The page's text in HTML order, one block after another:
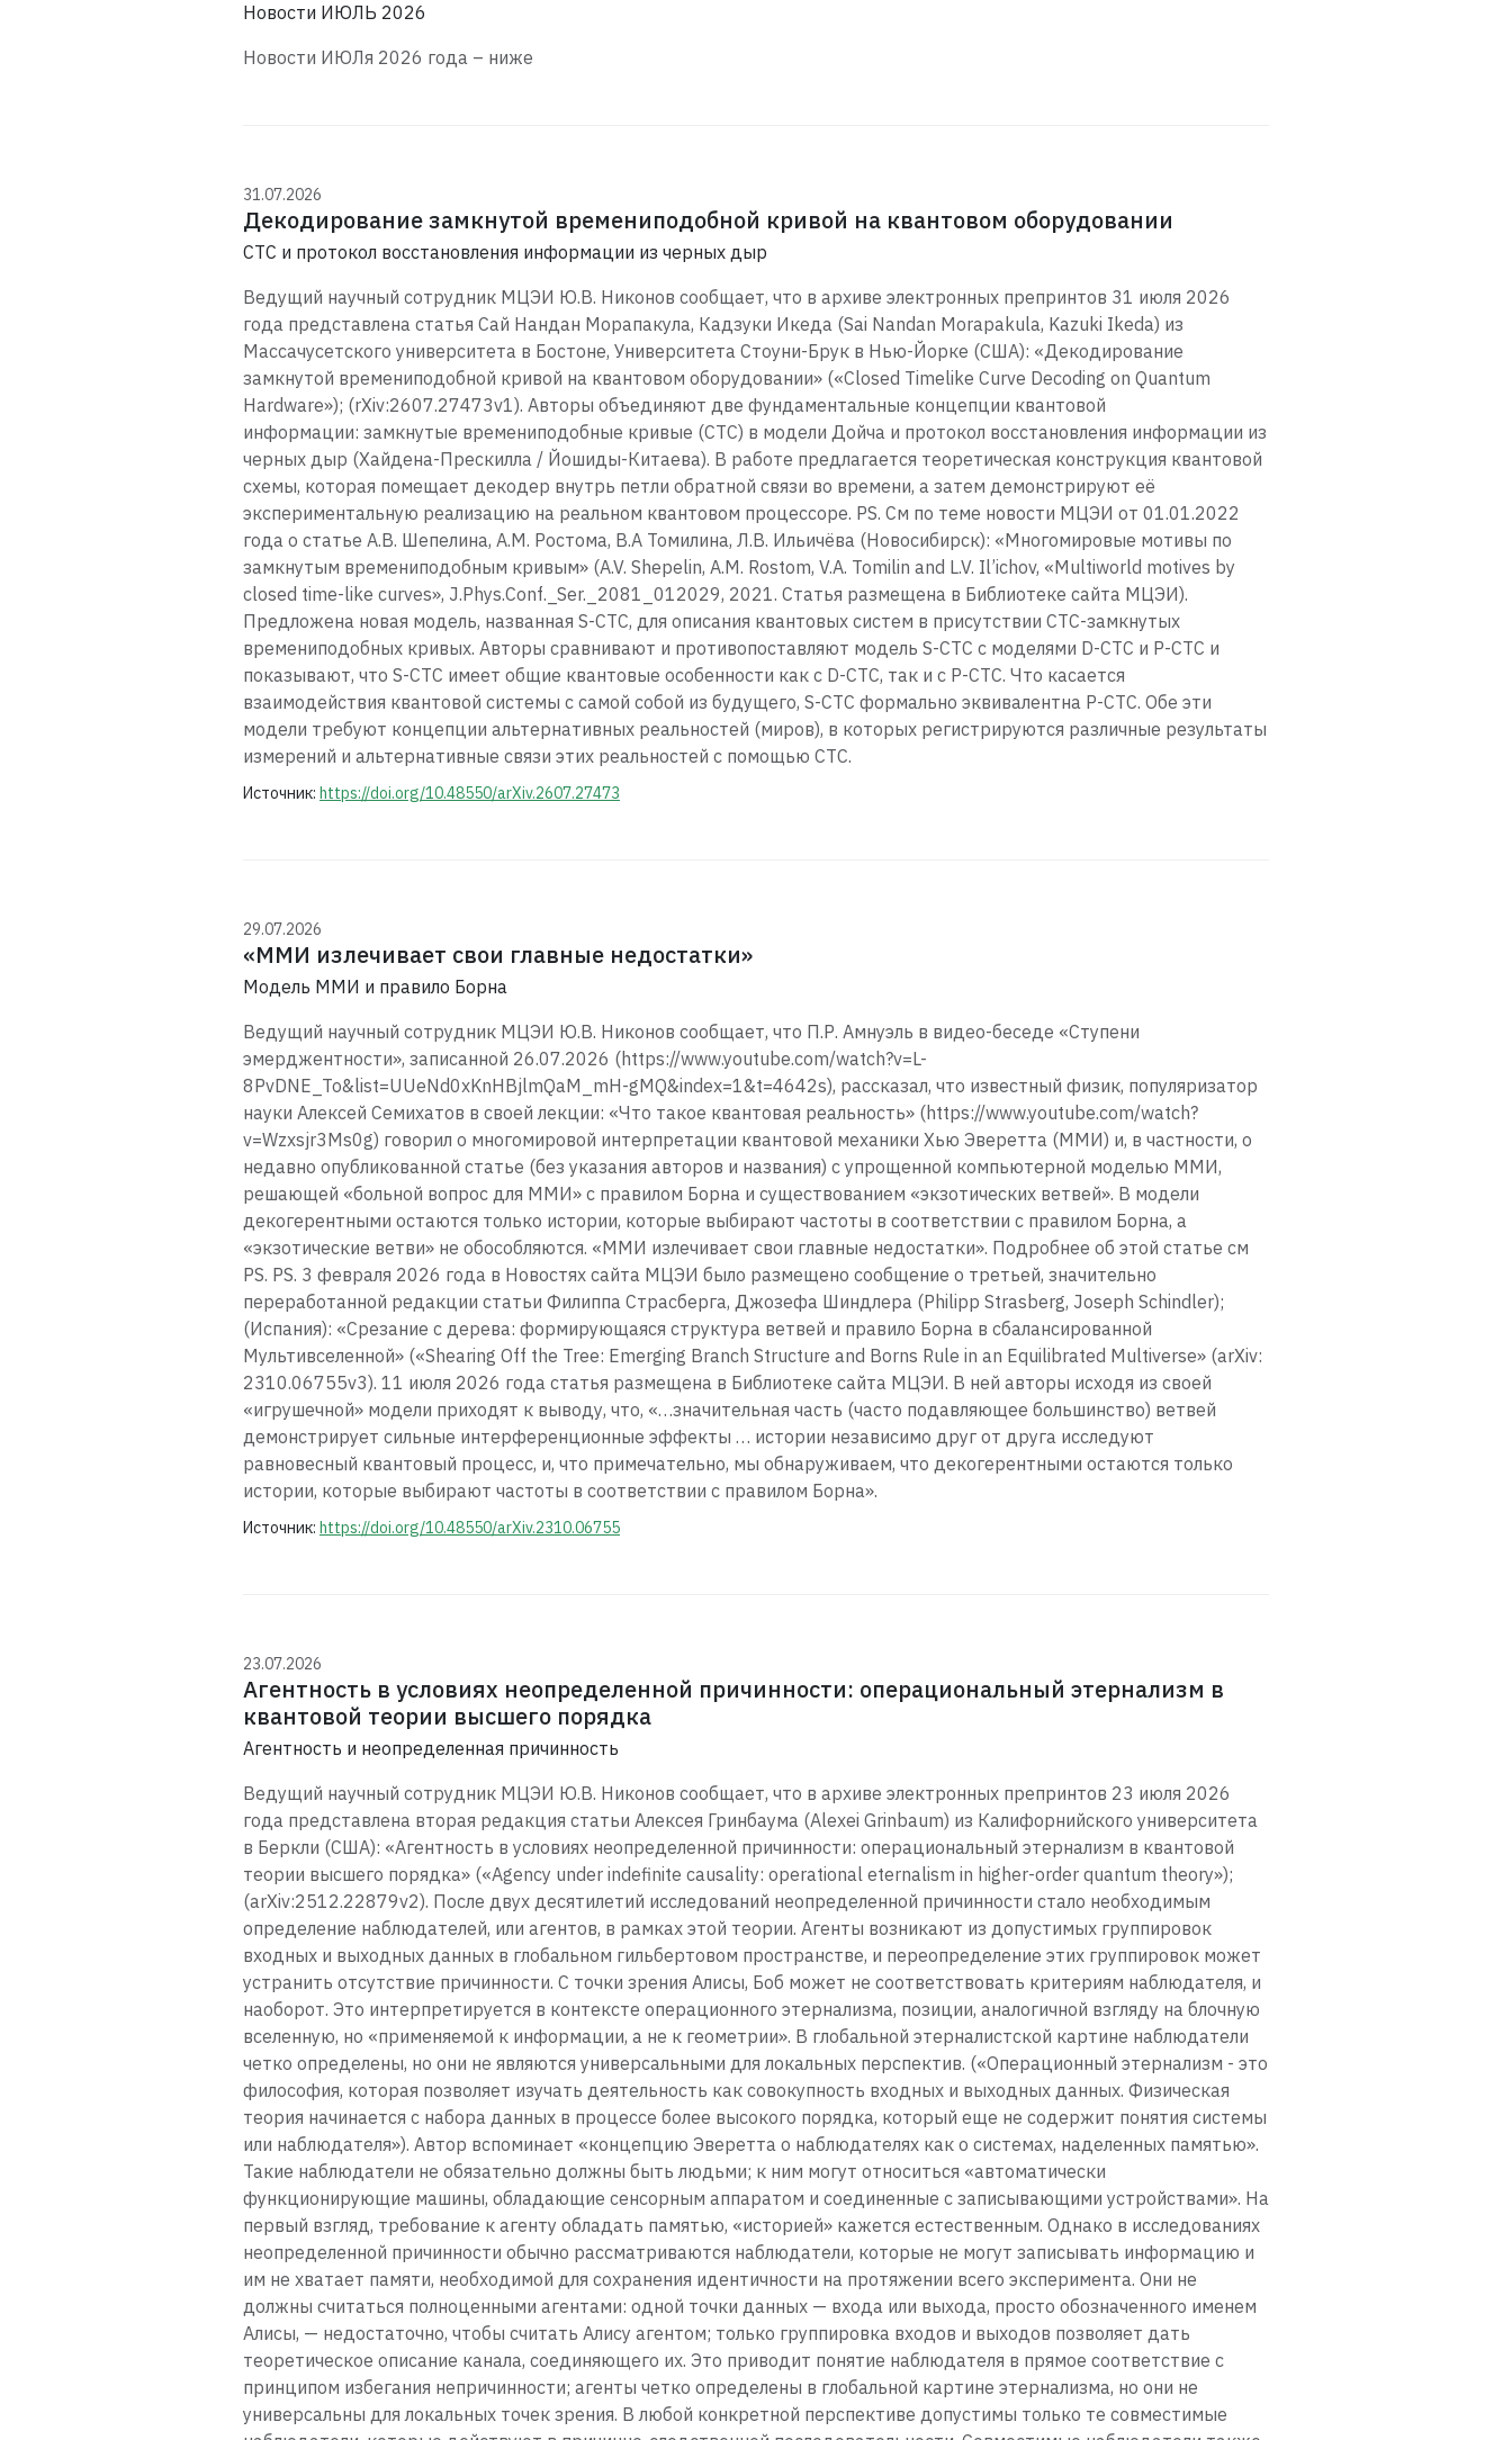
Новости ИЮЛЬ 2026
Новости ИЮЛя 2026 года – ниже
31.07.2026
Декодирование замкнутой времениподобной кривой на квантовом оборудовании
CTC и протокол восстановления информации из черных дыр
Ведущий научный сотрудник МЦЭИ Ю.В. Никонов сообщает, что в архиве электронных препринтов 31 июля 2026
года представлена статья Сай Нандан Морапакула, Кадзуки Икеда (Sai Nandan Morapakula, Kazuki Ikeda) из
Массачусетского университета в Бостоне, Университета Стоуни-Брук в Нью-Йорке (США): «Декодирование
замкнутой времениподобной кривой на квантовом оборудовании» («Closed Timelike Curve Decoding on Quantum
Hardware»); (rXiv:2607.27473v1). Авторы объединяют две фундаментальные концепции квантовой
информации: замкнутые времениподобные кривые (CTC) в модели Дойча и протокол восстановления информации из
черных дыр (Хайдена-Прескилла / Йошиды-Китаева). В работе предлагается теоретическая конструкция квантовой
схемы, которая помещает декодер внутрь петли обратной связи во времени, а затем демонстрируют её
экспериментальную реализацию на реальном квантовом процессоре. PS. См по теме новости МЦЭИ от 01.01.2022
года о статье А.В. Шепелина, А.М. Ростома, В.А Томилина, Л.В. Ильичёва (Новосибирск): «Многомировые мотивы по
замкнутым времениподобным кривым» (A.V. Shepelin, A.M. Rostom, V.A. Tomilin and L.V. Il’ichov, «Multiworld motives by
closed time-like curves», J.Phys.Conf._Ser._2081_012029, 2021. Статья размещена в Библиотеке сайта МЦЭИ).
Предложена новая модель, названная S-CTC, для описания квантовых систем в присутствии CTC-замкнутых
времениподобных кривых. Авторы сравнивают и противопоставляют модель S-CTC с моделями D-CTC и P-CTC и
показывают, что S-CTC имеет общие квантовые особенности как с D-CTC, так и с P-CTC. Что касается
взаимодействия квантовой системы с самой собой из будущего, S-CTC формально эквивалентна P-CTC. Обе эти
модели требуют концепции альтернативных реальностей (миров), в которых регистрируются различные результаты
измерений и альтернативные связи этих реальностей с помощью CTC.
Источник: https://doi.org/10.48550/arXiv.2607.27473
29.07.2026
«ММИ излечивает свои главные недостатки»
Модель ММИ и правило Борна
Ведущий научный сотрудник МЦЭИ Ю.В. Никонов сообщает, что П.Р. Амнуэль в видео-беседе «Ступени
эмерджентности», записанной 26.07.2026 (https://www.youtube.com/watch?v=L-
8PvDNE_To&list=UUeNd0xKnHBjlmQaM_mH-gMQ&index=1&t=4642s), рассказал, что известный физик, популяризатор
науки Алексей Семихатов в своей лекции: «Что такое квантовая реальность» (https://www.youtube.com/watch?
v=Wzxsjr3Ms0g) говорил о многомировой интерпретации квантовой механики Хью Эверетта (ММИ) и, в частности, о
недавно опубликованной статье (без указания авторов и названия) с упрощенной компьютерной моделью ММИ,
решающей «больной вопрос для ММИ» с правилом Борна и существованием «экзотических ветвей». В модели
декогерентными остаются только истории, которые выбирают частоты в соответствии с правилом Борна, а
«экзотические ветви» не обособляются. «ММИ излечивает свои главные недостатки». Подробнее об этой статье см
PS. PS. 3 февраля 2026 года в Новостях сайта МЦЭИ было размещено сообщение о третьей, значительно
переработанной редакции статьи Филиппа Страсберга, Джозефа Шиндлера (Philipp Strasberg, Joseph Schindler);
(Испания): «Срезание с дерева: формирующаяся структура ветвей и правило Борна в сбалансированной
Мультивселенной» («Shearing Off the Tree: Emerging Branch Structure and Borns Rule in an Equilibrated Multiverse» (arXiv:
2310.06755v3). 11 июля 2026 года статья размещена в Библиотеке сайта МЦЭИ. В ней авторы исходя из своей
«игрушечной» модели приходят к выводу, что, «…значительная часть (часто подавляющее большинство) ветвей
демонстрирует сильные интерференционные эффекты … истории независимо друг от друга исследуют
равновесный квантовый процесс, и, что примечательно, мы обнаруживаем, что декогерентными остаются только
истории, которые выбирают частоты в соответствии с правилом Борна».
Источник: https://doi.org/10.48550/arXiv.2310.06755
23.07.2026
Агентность в условиях неопределенной причинности: операциональный этернализм в
квантовой теории высшего порядка
Агентность и неопределенная причинность
Ведущий научный сотрудник МЦЭИ Ю.В. Никонов сообщает, что в архиве электронных препринтов 23 июля 2026
года представлена вторая редакция статьи Алексея Гринбаума (Alexei Grinbaum) из Калифорнийского университета
в Беркли (США): «Агентность в условиях неопределенной причинности: операциональный этернализм в квантовой
теории высшего порядка» («Agency under indefinite causality: operational eternalism in higher-order quantum theory»);
(arXiv:2512.22879v2). После двух десятилетий исследований неопределенной причинности стало необходимым
определение наблюдателей, или агентов, в рамках этой теории. Агенты возникают из допустимых группировок
входных и выходных данных в глобальном гильбертовом пространстве, и переопределение этих группировок может
устранить отсутствие причинности. С точки зрения Алисы, Боб может не соответствовать критериям наблюдателя, и
наоборот. Это интерпретируется в контексте операционного этернализма, позиции, аналогичной взгляду на блочную
вселенную, но «применяемой к информации, а не к геометрии». В глобальной этерналистской картине наблюдатели
четко определены, но они не являются универсальными для локальных перспектив. («Операционный этернализм - это
философия, которая позволяет изучать деятельность как совокупность входных и выходных данных. Физическая
теория начинается с набора данных в процессе более высокого порядка, который еще не содержит понятия системы
или наблюдателя»). Автор вспоминает «концепцию Эверетта о наблюдателях как о системах, наделенных памятью».
Такие наблюдатели не обязательно должны быть людьми; к ним могут относиться «автоматически
функционирующие машины, обладающие сенсорным аппаратом и соединенные с записывающими устройствами». На
первый взгляд, требование к агенту обладать памятью, «историей» кажется естественным. Однако в исследованиях
неопределенной причинности обычно рассматриваются наблюдатели, которые не могут записывать информацию и
им не хватает памяти, необходимой для сохранения идентичности на протяжении всего эксперимента. Они не
должны считаться полноценными агентами: одной точки данных — входа или выхода, просто обозначенного именем
Алисы, — недостаточно, чтобы считать Алису агентом; только группировка входов и выходов позволяет дать
теоретическое описание канала, соединяющего их. Это приводит понятие наблюдателя в прямое соответствие с
принципом избегания непричинности; агенты четко определены в глобальной картине этернализма, но они не
универсальны для локальных точек зрения. В любой конкретной перспективе допустимы только те совместимые